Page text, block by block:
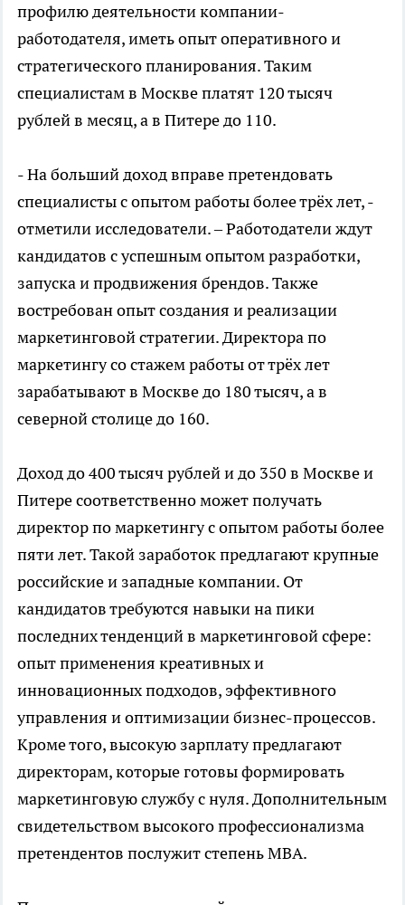
профилю деятельности компании-
работодателя, иметь опыт оперативного и
стратегического планирования. Таким
специалистам в Москве платят 120 тысяч
рублей в месяц, а в Питере до 110.
- На больший доход вправе претендовать
специалисты с опытом работы более трёх лет, -
отметили исследователи. – Работодатели ждут
кандидатов с успешным опытом разработки,
запуска и продвижения брендов. Также
востребован опыт создания и реализации
маркетинговой стратегии. Директора по
маркетингу со стажем работы от трёх лет
зарабатывают в Москве до 180 тысяч, а в
северной столице до 160.
Доход до 400 тысяч рублей и до 350 в Москве и
Питере соответственно может получать
директор по маркетингу с опытом работы более
пяти лет. Такой заработок предлагают крупные
российские и западные компании. От
кандидатов требуются навыки на пики
последних тенденций в маркетинговой сфере:
опыт применения креативных и
инновационных подходов, эффективного
управления и оптимизации бизнес-процессов.
Кроме того, высокую зарплату предлагают
директорам, которые готовы формировать
маркетинговую службу с нуля. Дополнительным
свидетельством высокого профессионализма
претендентов послужит степень МВА.